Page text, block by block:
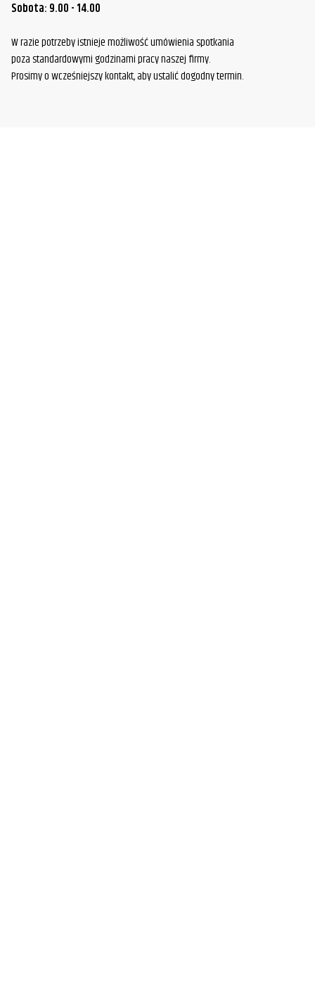
Sobota: 9.00 - 14.00
W razie potrzeby istnieje możliwość umówienia spotkania
poza standardowymi godzinami pracy naszej firmy.
Prosimy o wcześniejszy kontakt, aby ustalić dogodny termin.